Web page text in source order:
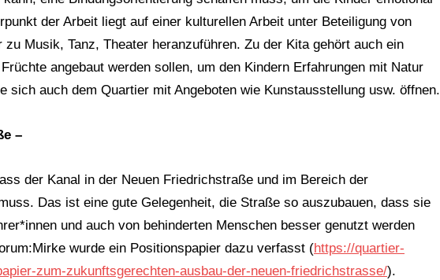
der Arbeit liegt auf einer kulturellen Arbeit unter Beteiligung von
zu Musik, Tanz, Theater heranzuführen. Zu der Kita gehört auch ein
angebaut werden sollen, um den Kindern Erfahrungen mit Natur
sich auch dem Quartier mit Angeboten wie Kunstausstellung usw. öffnen.
–
der Kanal in der Neuen Friedrichstraße und im Bereich der
Das ist eine gute Gelegenheit, die Straße so auszubauen, dass sie
und auch von behinderten Menschen besser genutzt werden
wurde ein Positionspapier dazu verfasst (https://quartier-
zum-zukunftsgerechten-ausbau-der-neuen-friedrichstrasse/).